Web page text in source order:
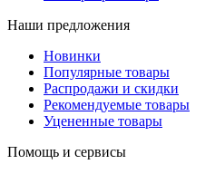
Наши предложения
Новинки
Популярные товары
Распродажи и скидки
Рекомендуемые товары
Уцененные товары
Помощь и сервисы